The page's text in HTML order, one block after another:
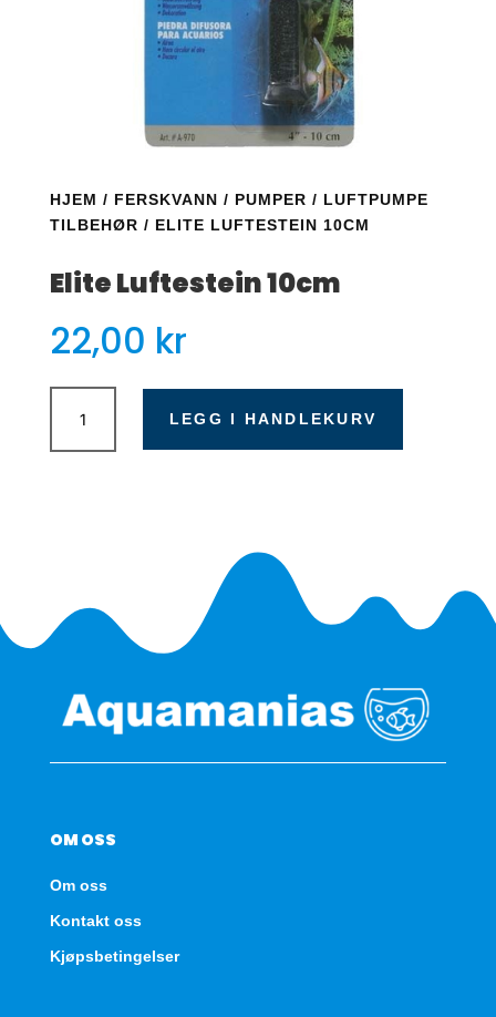
HJEM / FERSKVANN / PUMPER / LUFTPUMPE
TILBEHØR / ELITE LUFTESTEIN 10CM
Elite Luftestein 10cm
22,00 kr
Elite
Luftestein
10cm
LEGG I HANDLEKURV
OM OSS
Om oss
Kontakt oss
Kjøpsbetingelser